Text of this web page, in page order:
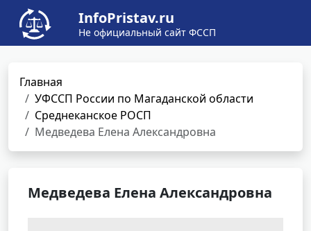
InfoPristav.ru
Не официальный сайт ФССП
Главная
УФССП России по Магаданской области
Среднеканское РОСП
Медведева Елена Александровна
Медведева Елена Александровна